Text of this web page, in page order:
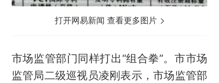
打开网易新闻 查看更多图片
市场监管部门同样打出“组合拳”。市市场
监管局二级巡视员凌刚表示，市场监管部